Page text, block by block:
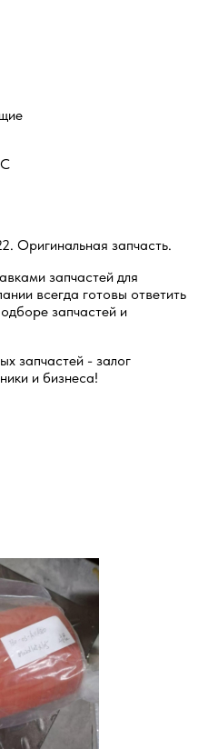
Оригинальная запчасть.
запчастей для
всегда готовы ответить
запчастей и
запчастей - залог
и бизнеса!